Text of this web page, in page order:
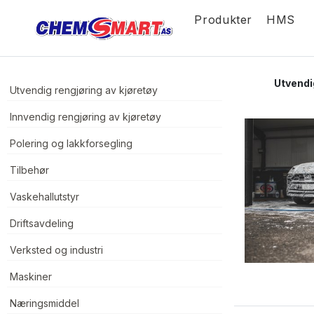
Produkter HMS
Utvendig rengjøring av kjøretøy
Innvendig rengjøring av kjøretøy
Polering og lakkforsegling
Tilbehør
Vaskehallutstyr
Driftsavdeling
Verksted og industri
Maskiner
Næringsmiddel